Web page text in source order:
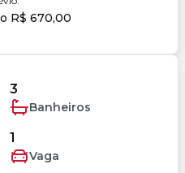
R$ 670,00
3
Banheiros
1
Vaga